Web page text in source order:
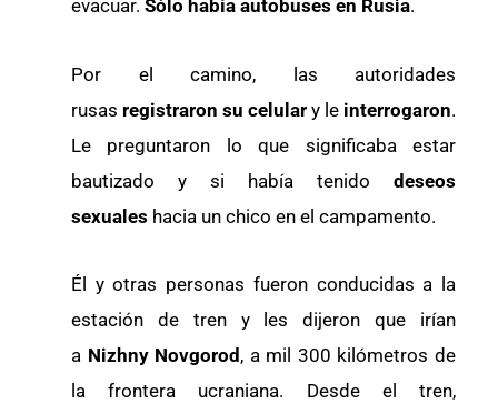
evacuar. Sólo había autobuses en Rusia.
Por el camino, las autoridades
rusas registraron su celular y le interrogaron.
Le preguntaron lo que significaba estar
bautizado y si había tenido deseos
sexuales hacia un chico en el campamento.
Él y otras personas fueron conducidas a la
estación de tren y les dijeron que irían
a Nizhny Novgorod , a mil 300 kilómetros de
la frontera ucraniana. Desde el tren,